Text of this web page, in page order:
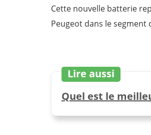
Cette nouvelle batterie
Peugeot dans le segment
Lire aussi
Quel est le